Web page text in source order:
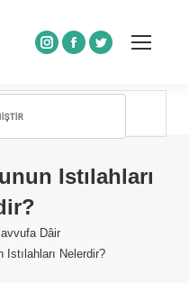
Instagram
Facebook
Twitter
Istılahları
Dâir
Istılahları Nelerdir?